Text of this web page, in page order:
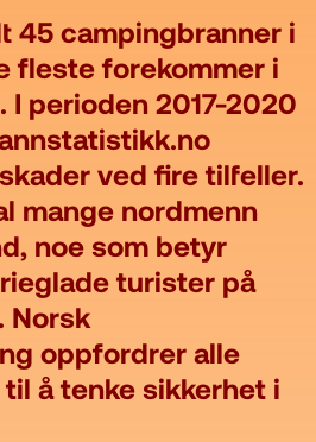
45 campingbranner i
fleste forekommer i
I perioden 2017-2020
ved fire tilfeller.
mange nordmenn
noe som betyr
turister på
Norsk
oppfordrer alle
å tenke sikkerhet i